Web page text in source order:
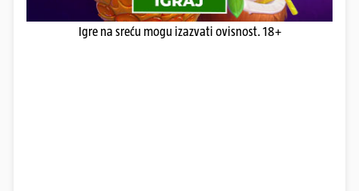
Igre na sreću mogu izazvati ovisnost. 18+